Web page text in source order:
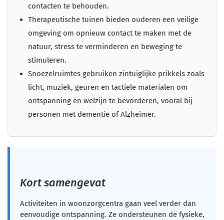
contacten te behouden.
Therapeutische tuinen bieden ouderen een veilige
omgeving om opnieuw contact te maken met de
natuur, stress te verminderen en beweging te
stimuleren.
Snoezelruimtes gebruiken zintuiglijke prikkels zoals
licht, muziek, geuren en tactiele materialen om
ontspanning en welzijn te bevorderen, vooral bij
personen met dementie of Alzheimer.
Kort samengevat
Activiteiten in woonzorgcentra gaan veel verder dan
eenvoudige ontspanning. Ze ondersteunen de fysieke,